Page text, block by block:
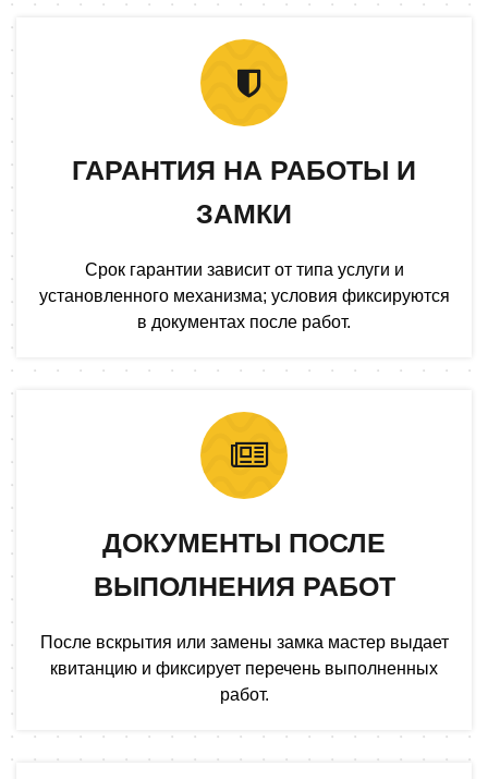
ГАРАНТИЯ НА РАБОТЫ И
ЗАМКИ
Срок гарантии зависит от типа услуги и
установленного механизма; условия фиксируются
в документах после работ.
ДОКУМЕНТЫ ПОСЛЕ
ВЫПОЛНЕНИЯ РАБОТ
После вскрытия или замены замка мастер выдает
квитанцию и фиксирует перечень выполненных
работ.